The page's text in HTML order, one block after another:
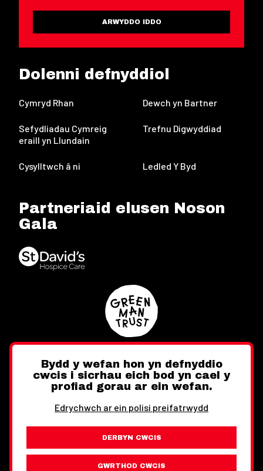
ARWYDDO IDDO
Dolenni defnyddiol
Cymryd Rhan Dewch yn Bartner
Sefydliadau Cymreig
eraill yn Llundain
Trefnu Digwyddiad
Cysylltwch â ni Ledled Y Byd
Partneriaid elusen Noson
Gala
Twitter FacebookInstagram
Ewch i'r Wefan Toward Gwybodaeth Cyfreithiol
Bydd y wefan hon yn defnyddio
cwcis i sicrhau eich bod yn cael y
profiad gorau ar ein wefan.
Edrychwch ar ein polisi preifatrwydd
DERBYN CWCIS
GWRTHOD CWCIS